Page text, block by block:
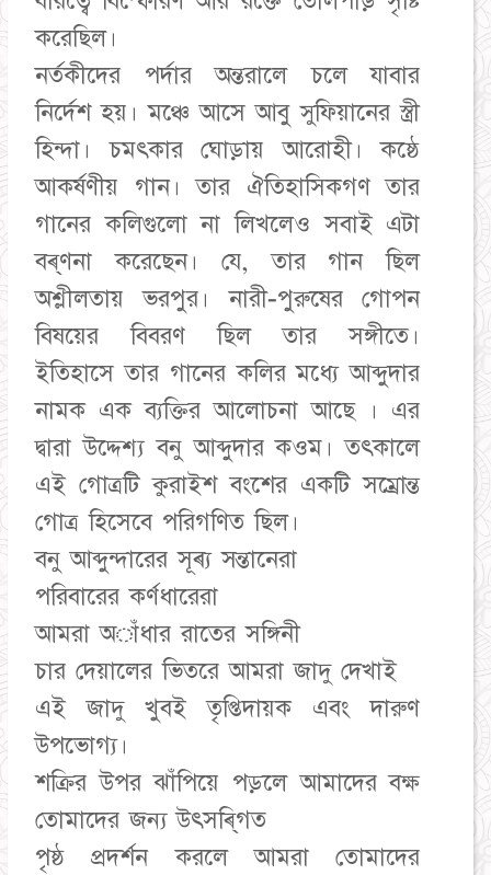
করেছিল।
নর্তকীদের পর্দার অন্তরালে চলে যাবার
নির্দেশ হয়। মঞ্চে আসে আবু সুফিয়ানের স্ত্রী
হিন্দা। চমৎকার ঘোড়ায় আরোহী। কষ্ঠে
আকর্ষণীয় গান। তার ঐতিহাসিকগণ তার
গানের কলিগুলো না লিখলেও সবাই এটা
বৰ্ণনা করেছেন। যে, তার গান ছিল
অশ্লীলতায় ভরপুর। নারী-পুরুষের গোপন
বিষয়ের বিবরণ ছিল তার সঙ্গীতে।
ইতিহাসে তার গানের কলির মধ্যে আব্দুদার
নামক এক ব্যক্তির আলোচনা আছে । এর
দ্বারা উদ্দেশ্য বনু আব্দুদার কওম। তৎকালে
এই গোত্রটি কুরাইশ বংশের একটি সম্রােন্ত
গোত্র হিসেবে পরিগণিত ছিল।
বনু আব্দুন্দারের সূৰ্য সন্তানেরা
পরিবারের কর্ণধারেরা
আমরা অাঁধার রাতের সঙ্গিনী
চার দেয়ালের ভিতরে আমরা জাদু দেখাই
এই জাদু খুবই তৃপ্তিদায়ক এবং দারুণ
উপভোগ্য।
শক্রির উপর ঝাঁপিয়ে পড়লে আমাদের বক্ষ
তোমাদের জন্য উৎসৰ্গিত
পৃষ্ঠ প্রদর্শন করলে আমরা তোমাদের